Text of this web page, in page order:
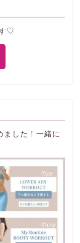
♡
ました！一緒に